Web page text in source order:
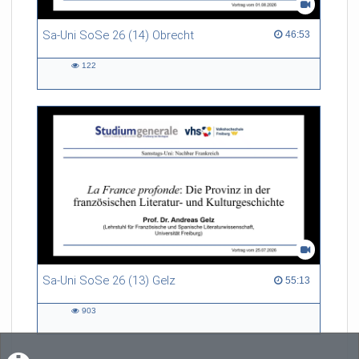
Sa-Uni SoSe 26 (14) Obrecht 46:53
46:53 duration
122
Sa-Uni SoSe 26 (13) Gelz 55:13
55:13 duration
903